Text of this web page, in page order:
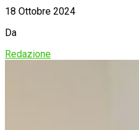
18 Ottobre 2024
Da
Redazione